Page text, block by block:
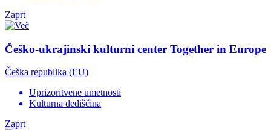
Zaprt
Češko-ukrajinski kulturni center Together in Europe
Češka republika (EU)
Uprizoritvene umetnosti
Kulturna dediščina
Zaprt